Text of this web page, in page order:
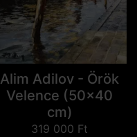
Alim Adilov - Örök
Velence (50x40
cm)
319 000 Ft